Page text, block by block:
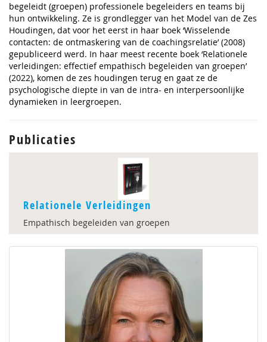
begeleidt (groepen) professionele begeleiders en teams bij
hun ontwikkeling. Ze is grondlegger van het Model van de Zes
Houdingen, dat voor het eerst in haar boek ‘Wisselende
contacten: de ontmaskering van de coachingsrelatie’ (2008)
gepubliceerd werd. In haar meest recente boek ‘Relationele
verleidingen: effectief empathisch begeleiden van groepen’
(2022), komen de zes houdingen terug en gaat ze de
psychologische diepte in van de intra- en interpersoonlijke
dynamieken in leergroepen.
Publicaties
Relationele Verleidingen
Empathisch begeleiden van groepen